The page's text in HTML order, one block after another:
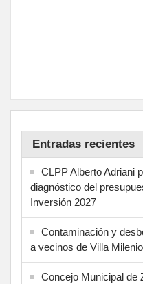
Entradas recientes
CLPP Alberto Adriani
diagnóstico del
Inversión 2027
Contaminación y
a vecinos de Villa
Concejo Municipal de